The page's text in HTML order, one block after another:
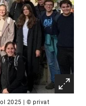
2025 | © privat